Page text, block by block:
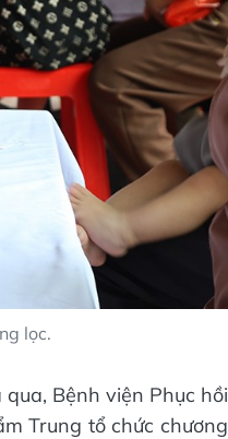
lọc.
Bệnh viện Phục hồi
Trung tổ chức chương